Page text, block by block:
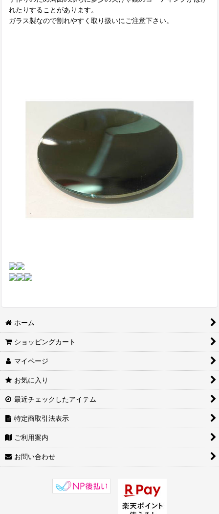
れたりすることがあります。
ガラス製なので割れやすく取り扱いにご注意下さい。
ホーム
ショッピングカート
マイページ
お気に入り
最近チェックしたアイテム
特定商取引法表示
ご利用案内
お問い合わせ